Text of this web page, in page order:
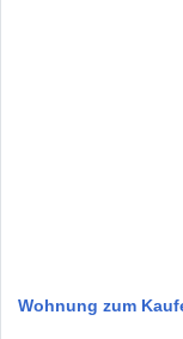
Wohnung zum